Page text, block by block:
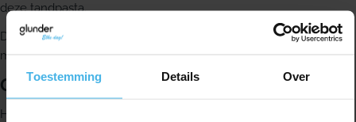
Toestemming Details Over
deze tandpasta.
Deze tandpasta is goed te combineren met de Elmex anti-cariës
mondspoeling.
Over Elmex
Het researchteam van Elmex ontwikkelt de producten in